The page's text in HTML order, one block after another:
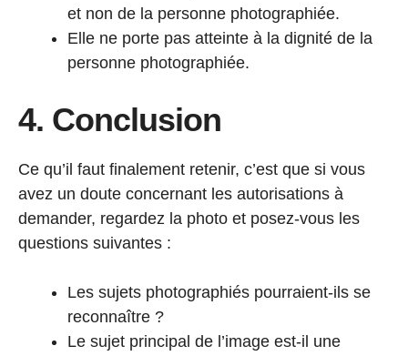
et non de la personne photographiée.
Elle ne porte pas atteinte à la dignité de la
personne photographiée.
4. Conclusion
Ce qu’il faut finalement retenir, c’est que si vous
avez un doute concernant les autorisations à
demander, regardez la photo et posez-vous les
questions suivantes :
Les sujets photographiés pourraient-ils se
reconnaître ?
Le sujet principal de l’image est-il une